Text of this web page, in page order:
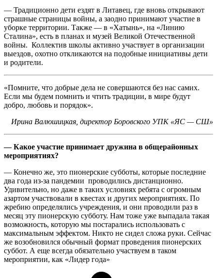
— Традиционно дети ездят в Литавец, где вновь открывают
страшные страницы войны, а заодно принимают участие в
уборке территории. Также — в «Хатынь», на «Линию
Сталина», есть в планах и музей Великой Отечественной
войны. Коллектив школы активно участвует в организации
выездов, охотно откликаются на подобные инициативы дети
и родители.
«Помните, что добрые дела не совершаются без нас самих.
Если мы будем помнить и чтить традиции, в мире будут
добро, любовь и порядок».
Ирина Валюшицкая, директор Боровского УПК «ЯС — СШ»
— Какое участие принимает дружина в общерайонных
мероприятиях?
— Конечно же, это пионерские субботы, которые последние
два года из-за пандемии проводились дистанционно.
Удивительно, но даже в таких условиях ребята с огромным
азартом участвовали в квестах и других мероприятиях. По
жребию определялись учреждения, и они проводили раз в
месяц эту пионерскую субботу. Нам тоже уже выпадала такая
возможность, которую мы постарались использовать с
максимальным эффектом. Никто не сидел сложа руки. Сейчас
же возобновился обычный формат проведения пионерских
суббот. А еще всегда обязательно участвуем в таком
мероприятии, как «Лидер года»